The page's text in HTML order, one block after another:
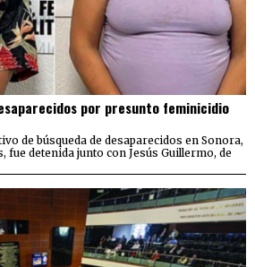
por presunto feminicidio
de búsqueda de desaparecidos en Sonora,
fue detenida junto con Jesús Guillermo, de